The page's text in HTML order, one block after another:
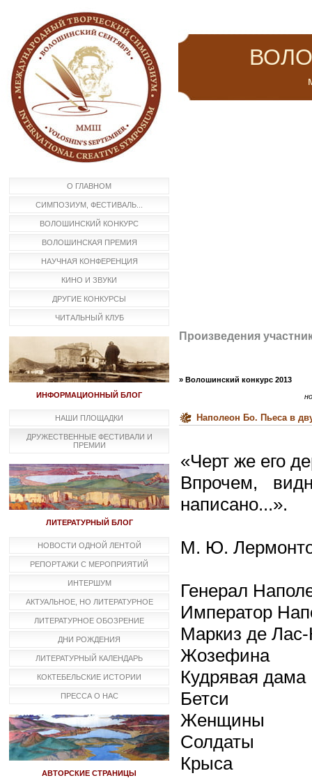
О ГЛАВНОМ
СИМПОЗИУМ, ФЕСТИВАЛЬ...
ВОЛОШИНСКИЙ КОНКУРС
ВОЛОШИНСКАЯ ПРЕМИЯ
НАУЧНАЯ КОНФЕРЕНЦИЯ
КИНО И ЗВУКИ
ДРУГИЕ КОНКУРСЫ
ЧИТАЛЬНЫЙ КЛУБ
ИНФОРМАЦИОННЫЙ БЛОГ
НАШИ ПЛОЩАДКИ
ДРУЖЕСТВЕННЫЕ ФЕСТИВАЛИ И
ПРЕМИИ
ЛИТЕРАТУРНЫЙ БЛОГ
НОВОСТИ ОДНОЙ ЛЕНТОЙ
РЕПОРТАЖИ С МЕРОПРИЯТИЙ
ИНТЕРШУМ
АКТУАЛЬНОЕ, НО ЛИТЕРАТУРНОЕ
ЛИТЕРАТУРНОЕ ОБОЗРЕНИЕ
ДНИ РОЖДЕНИЯ
ЛИТЕРАТУРНЫЙ КАЛЕНДАРЬ
КОКТЕБЕЛЬСКИЕ ИСТОРИИ
ПРЕССА О НАС
АВТОРСКИЕ СТРАНИЦЫ
Произведения
» Волошинский конкурс 2013
Наполеон Бо. Пьеса в
«Черт же его
Впрочем,
написано...».
М. Ю.
Генерал
Император
Маркиз де Лас-
Жозефина
Кудрявая дама
Бетси
Женщины
Солдаты
Крыса